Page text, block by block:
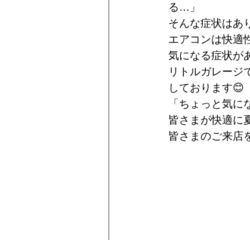
る…」
そんな症状はあ
エアコンは快適
気になる症状が
リトルガレージ
しております😊
「ちょっと気
皆さまが快適に
皆さまのご来店